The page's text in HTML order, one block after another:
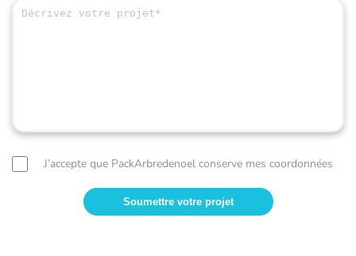
J’accepte que PackArbredenoel conserve mes coordonnées